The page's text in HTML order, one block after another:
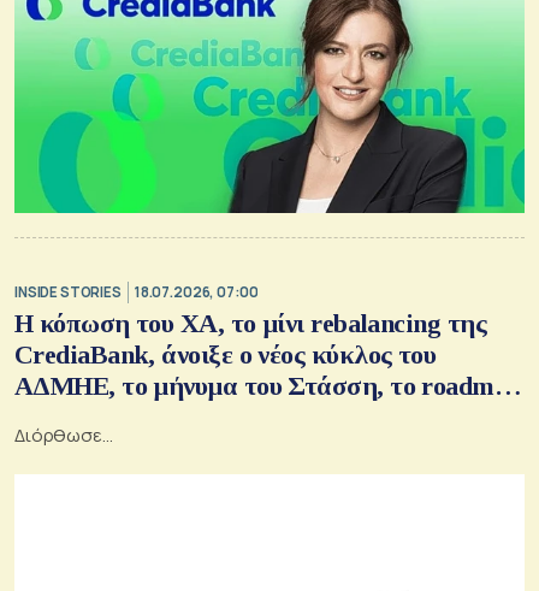
INSIDE STORIES 18.07.2026, 07:00
Η κόπωση του ΧΑ, το μίνι rebalancing της
CrediaBank, άνοιξε ο νέος κύκλος του
ΑΔΜΗΕ, το μήνυμα του Στάσση, το roadmap
Διόρθωσε…